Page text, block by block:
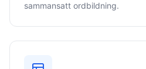
sammansatt ordbildning.